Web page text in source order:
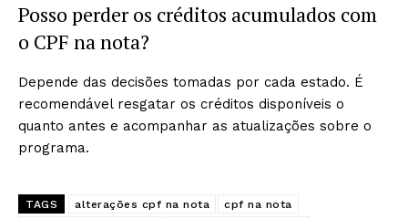
Posso perder os créditos acumulados com
o CPF na nota?
Depende das decisões tomadas por cada estado. É
recomendável resgatar os créditos disponíveis o
quanto antes e acompanhar as atualizações sobre o
programa.​
TAGS alterações cpf na nota
cpf na nota